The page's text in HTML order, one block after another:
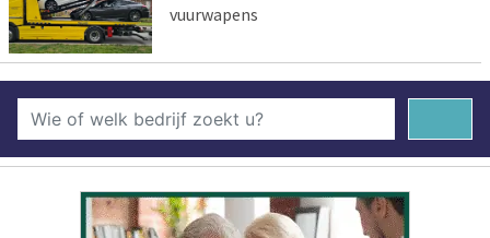
vuurwapens